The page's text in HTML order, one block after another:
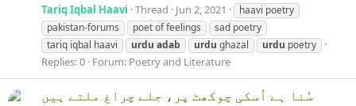
Tariq Iqbal Haavi Thread Jun 2, 2021
haavi poetry
pakistan-forums
poet of feelings
sad poetry
tariq iqbal haavi
urdu adab urdu ghazal urdu poetry
Replies: 0 Forum: Poetry and Literature
سُنا ہے اُسکی چوکھٹ پر، جلے چراغ ملتے ہیں